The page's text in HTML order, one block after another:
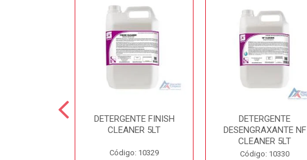
DETERGENTE FINISH
CLEANER 5LT
Código: 10329
DETERGENTE
DESENGRAXANTE NF
CLEANER 5LT
Código: 10330